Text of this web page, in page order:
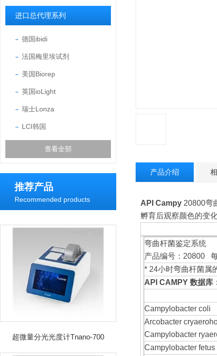
进口总代理系列
德国ibidi
法国梅里埃试剂
美国Biorep
英国ioLight
瑞士Lonza
LCI韩国
查看全部
推荐产品
Recommended products
超微量分光光度计Tnano-700
产品介绍
API Campy 20800弯
孵育后观察颜色的变
弯曲杆菌鉴定系统
产品编号：20800
* 24小时弯曲杆菌属
API CAMPY 数据库
Campylobacter coli
Arcobacter
Campylobacter
Campylobacter fetus